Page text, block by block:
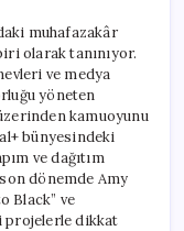
muhafazakâr
olarak tanınıyor.
ve medya
yöneten
kamuoyunu
bünyesindeki
ve dağıtım
dönemde Amy
Black” ve
projelerle dikkat